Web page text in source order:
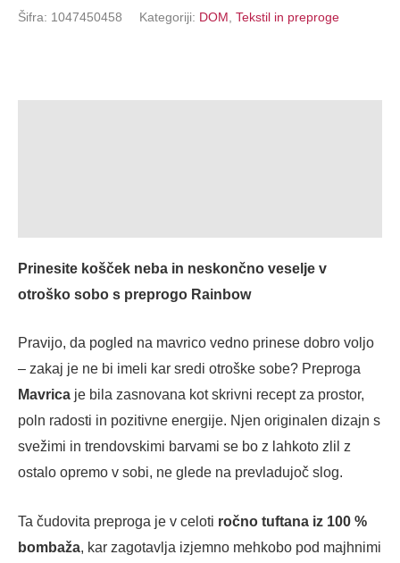
Šifra: 1047450458 Kategoriji: DOM Tekstil in preproge
Prinesite košček neba in neskončno veselje v
otroško sobo s preprogo Rainbow
Pravijo, da pogled na mavrico vedno prinese dobro voljo
– zakaj je ne bi imeli kar sredi otroške sobe? Preproga
Mavrica je bila zasnovana kot skrivni recept za prostor,
poln radosti in pozitivne energije. Njen originalen dizajn s
svežimi in trendovskimi barvami se bo z lahkoto zlil z
ostalo opremo v sobi, ne glede na prevladujoč slog.
Ta čudovita preproga je v celoti ročno tuftana iz 100 %
bombaža, kar zagotavlja izjemno mehkobo pod majhnimi